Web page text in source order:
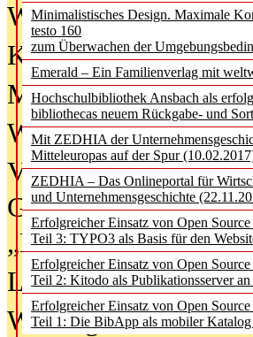
Minimalistisches Design. Maximale
testo 160
zum Überwachen der
Emerald – Ein Familienverlag mit
Hochschulbibliothek Ansbach als
bibliothecas neuem Rückgabe- und
Mit ZEDHIA der
Mitteleuropas auf der Spur
ZEDHIA – Das Onlineportal für
und Unternehmensgeschichte
Erfolgreicher Einsatz von Open
Teil 3: TYPO3 als Basis für den
Erfolgreicher Einsatz von Open
Teil 2: Kitodo als Publikationsserver
Erfolgreicher Einsatz von Open
Teil 1: Die BibApp als mobiler
Was
Kinder in der
Metadaten als
Wenn Bots
Von
Geisterjagd-
„Library of Things“
Lesen als
Wie Jugendliche